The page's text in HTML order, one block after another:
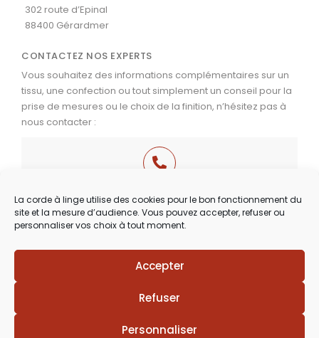
La corde à linge utilise des cookies pour le bon fonctionnement du
site et la mesure d’audience. Vous pouvez accepter, refuser ou
personnaliser vos choix à tout moment.
Accepter
Refuser
Personnaliser
302 route d’Epinal
88400 Gérardmer
CONTACTEZ NOS EXPERTS
Vous souhaitez des informations complémentaires sur un
tissu, une confection ou tout simplement un conseil pour la
prise de mesures ou le choix de la finition, n’hésitez pas à
nous contacter :
03 29 60 49 17
Du Mardi au Samedi